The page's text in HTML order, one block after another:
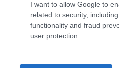
I want to allow Google to
related to security,
functionality and fraud
user protection.